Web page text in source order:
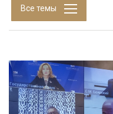
Все темы